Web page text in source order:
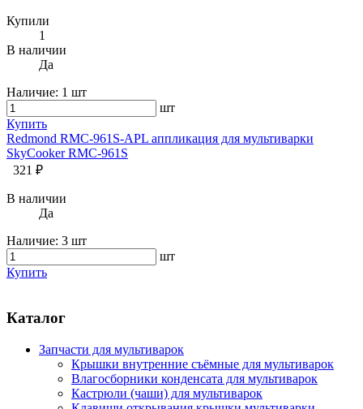
Купили
1
В наличии
Да
Наличие: 1 шт
шт
Купить
Redmond RMC-961S-APL аппликация для мультиварки
SkyCooker RMC-961S
321 ₽
В наличии
Да
Наличие: 3 шт
шт
Купить
Каталог
Запчасти для мультиварок
Крышки внутренние съёмные для мультиварок
Влагосборники конденсата для мультиварок
Кастрюли (чаши) для мультиварок